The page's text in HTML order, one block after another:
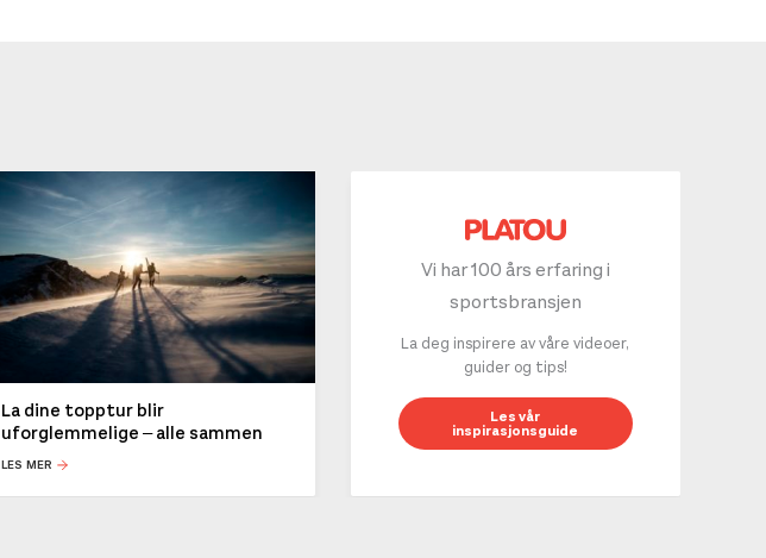
La dine topptur blir
uforglemmelige – alle sammen
LES MER
Vi har 100 års erfaring i
sportsbransjen
La deg inspirere av våre videoer,
guider og tips!
Les vår
inspirasjonsguide